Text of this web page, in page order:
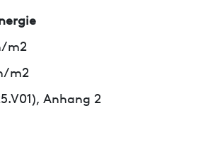
m2
m2
Anhang 2